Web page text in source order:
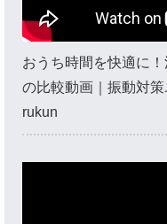
おうち時間を快適に
の比較動画｜振動対
rukun